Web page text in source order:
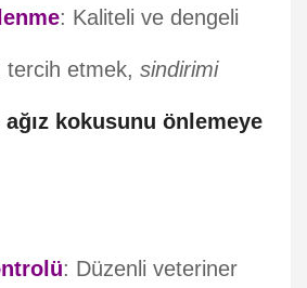
: Kaliteli ve dengeli
tercih etmek, sindirimi
ağız kokusunu önlemeye
: Düzenli veteriner